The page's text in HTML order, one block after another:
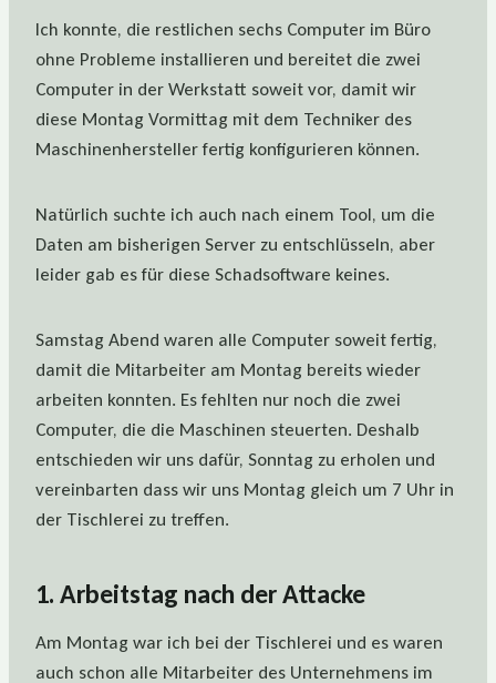
Ich konnte, die restlichen sechs Computer im Büro
ohne Probleme installieren und bereitet die zwei
Computer in der Werkstatt soweit vor, damit wir
diese Montag Vormittag mit dem Techniker des
Maschinenhersteller fertig konfigurieren können.
Natürlich suchte ich auch nach einem Tool, um die
Daten am bisherigen Server zu entschlüsseln, aber
leider gab es für diese Schadsoftware keines.
Samstag Abend waren alle Computer soweit fertig,
damit die Mitarbeiter am Montag bereits wieder
arbeiten konnten. Es fehlten nur noch die zwei
Computer, die die Maschinen steuerten. Deshalb
entschieden wir uns dafür, Sonntag zu erholen und
vereinbarten dass wir uns Montag gleich um 7 Uhr in
der Tischlerei zu treffen.
1. Arbeitstag nach der Attacke
Am Montag war ich bei der Tischlerei und es waren
auch schon alle Mitarbeiter des Unternehmens im